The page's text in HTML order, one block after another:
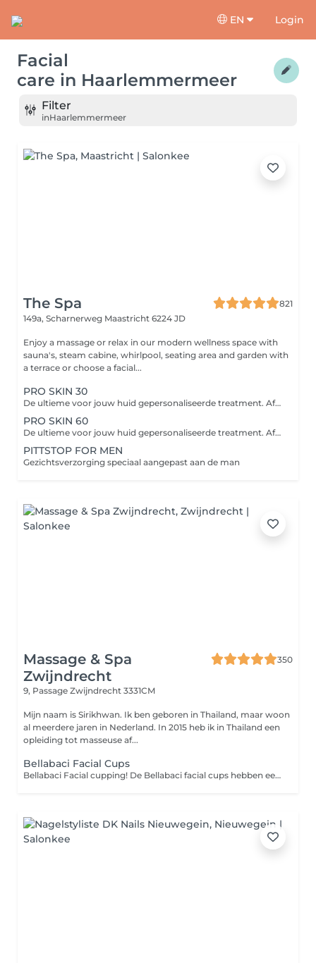
EN Login
Facial
care in Haarlemmermeer
Filter
inHaarlemmermeer
The Spa
821
149a, Scharnerweg Maastricht 6224 JD
Enjoy a massage or relax in our modern wellness space with
sauna's, steam cabine, whirlpool, seating area and garden with
a terrace or choose a facial...
PRO SKIN 30
De ultieme voor jouw huid gepersonaliseerde treatment. Afhankelijk van jouw huidbehoefte bevat de treatment verschillende professionele actieve producten en worden handpools ingezet voor geavanceerde reiniging, productpenetratie en exfoliatie.
PRO SKIN 60
De ultieme voor jouw huid gepersonaliseerde treatment. Afhankelijk van jouw huidbehoefte bevat de treatment verschillende professionele actieve producten en worden handpools ingezet voor geavanceerde reiniging, productpenetratie en exfoliatie.
PITTSTOP FOR MEN
Gezichtsverzorging speciaal aangepast aan de man
Massage & Spa
Zwijndrecht
350
9, Passage Zwijndrecht 3331CM
Mijn naam is Sirikhwan. Ik ben geboren in Thailand, maar woon
al meerdere jaren in Nederland. In 2015 heb ik in Thailand een
opleiding tot masseuse af...
Bellabaci Facial Cups
Bellabaci Facial cupping! De Bellabaci facial cups hebben een stimulerende werking op de huid en onderliggende weefsels (lederhuid en onderhuidsbindweefsel) het geeft een ontspannen, diepe en comfortabele massage die de bloedcirculatie, lymfe stimuleert en de fibroblasten die collageen en elastine aanmaakt. Een gezichtsmassage is een geweldige manier om de dagelijkse stress te verminderen en het kan helpen om weer een gezonde jeugdige huid te krijgen.